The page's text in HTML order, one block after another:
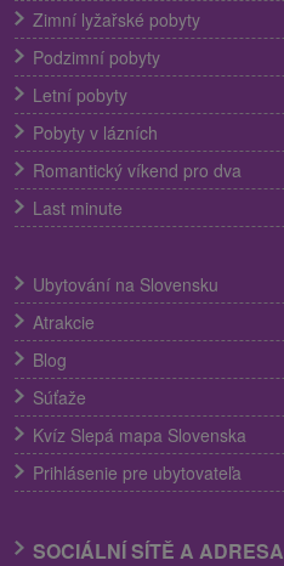
Zimní lyžařské pobyty
Podzimní pobyty
Letní pobyty
Pobyty v lázních
Romantický víkend pro dva
Last minute
Ubytování na Slovensku
Atrakcie
Blog
Súťaže
Kvíz Slepá mapa Slovenska
Prihlásenie pre ubytovateľa
SOCIÁLNÍ SÍTĚ A ADRESA